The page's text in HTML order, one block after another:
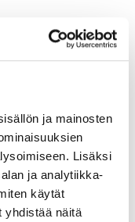
ja mainosten
Lisäksi
ja analytiikka-
käytät
yhdistää näitä